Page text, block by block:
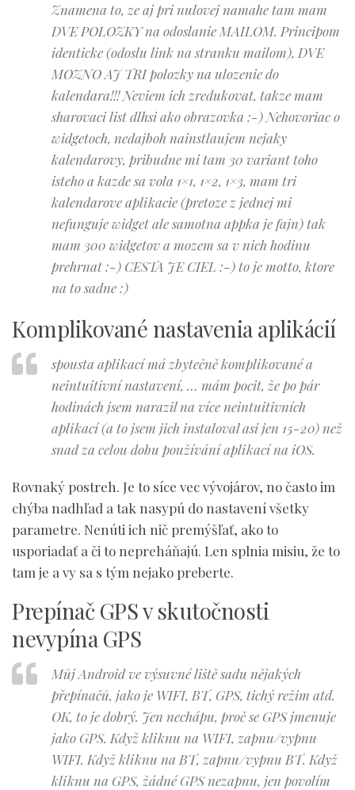
Znamena to, ze aj pri nulovej namahe tam mam
DVE POLOZKY na odoslanie MAILOM. Principom
identicke (odoslu link na stranku mailom), DVE
MOZNO AJ TRI polozky na ulozenie do
kalendara!!! Neviem ich zredukovat, takze mam
sharovaci list dlhsi ako obrazovka :-) Nehovoriac o
widgetoch, nedajboh nainstlaujem nejaky
kalendarovy, pribudne mi tam 30 variant toho
isteho a kazde sa vola 1×1, 1×2, 1×3, mam tri
kalendarove aplikacie (pretoze z jednej mi
nefunguje widget ale samotna appka je fajn) tak
mam 300 widgetov a mozem sa v nich hodinu
prehrnat :-) CESTA JE CIEL :-) to je motto, ktore
na to sadne :)
Komplikované nastavenia aplikácií
spousta aplikací má zbytečně komplikované a
neintuitivní nastavení, … mám pocit, že po pár
hodinách jsem narazil na více neintuitivních
aplikací (a to jsem jich instaloval asi jen 15-20) než
snad za celou dobu používání aplikací na iOS.
Rovnaký postreh. Je to síce vec vývojárov, no často im
chýba nadhľad a tak nasypú do nastavení všetky
parametre. Nenúti ich nič premýšľať, ako to
usporiadať a či to nepreháňajú. Len splnia misiu, že to
tam je a vy sa s tým nejako preberte.
Prepínač GPS v skutočnosti
nevypína GPS
Můj Android ve výsuvné liště sadu nějakých
přepínačů, jako je WIFI, BT, GPS, tichý režim atd.
OK, to je dobrý. Jen nechápu, proč se GPS jmenuje
jako GPS. Když kliknu na WIFI, zapnu/vypnu
WIFI. Když kliknu na BT, zapnu/vypnu BT. Když
kliknu na GPS, žádné GPS nezapnu, jen povolím